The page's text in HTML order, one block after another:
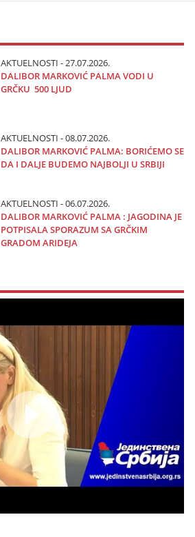
AKTUELNOSTI - 27.07.2026.
DALIBOR MARKOVIĆ PALMA VODI U
GRČKU 500 LJUD
AKTUELNOSTI - 08.07.2026.
DALIBOR MARKOVIĆ PALMA: BORIĆEMO SE
DA I DALJE BUDEMO NAJBOLJI U SRBIJI
AKTUELNOSTI - 06.07.2026.
DALIBOR MARKOVIĆ PALMA : JAGODINA JE
POTPISALA SPORAZUM SA GRČKIM
GRADOM ARIDEJA